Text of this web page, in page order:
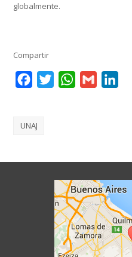
globalmente.
Compartir
FacebookTwitterWhatsApp
Gmail
UNAJ